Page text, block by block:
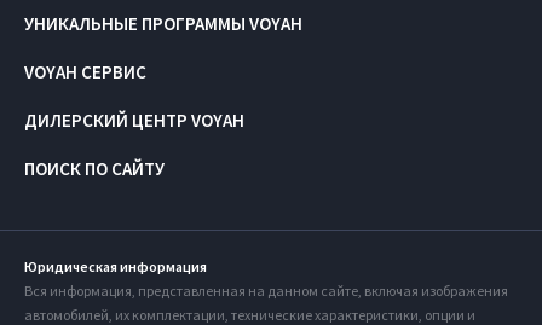
ПОИСК ПО САЙТУ
УНИКАЛЬНЫЕ ПРОГРАММЫ VOYAH
VOYAH СЕРВИС
ДИЛЕРСКИЙ ЦЕНТР VOYAH
Юридическая информация
Вся информация, представленная на данном сайте, включая изображения
автомобилей, их комплектации, технические характеристики, опции и